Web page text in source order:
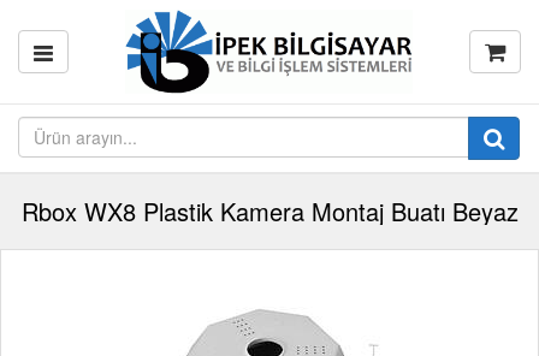
Rbox WX8 Plastik Kamera Montaj Buatı Beyaz